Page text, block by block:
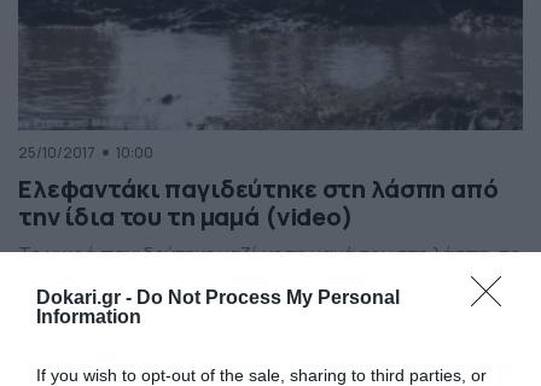
Dokari.gr - Do Not Process My Personal
Information
If you wish to opt-out of the sale, sharing to third parties, or
25/10/2017 10:00
Ελεφαντάκι παγιδεύτηκε στη λάσπη από
την ίδια του τη μαμά (video)
Το μικρό παγιδεύτηκε μαζί με τη μαμά του στη λάσπη, το
χειρότερο, όμως, είναι ότι βρίσκονταν από κάτω της και
δεν μπορούσε να κουνηθεί. Δείτε το βίντεο με τον αγώνα
αυτών των δύο. εδώ